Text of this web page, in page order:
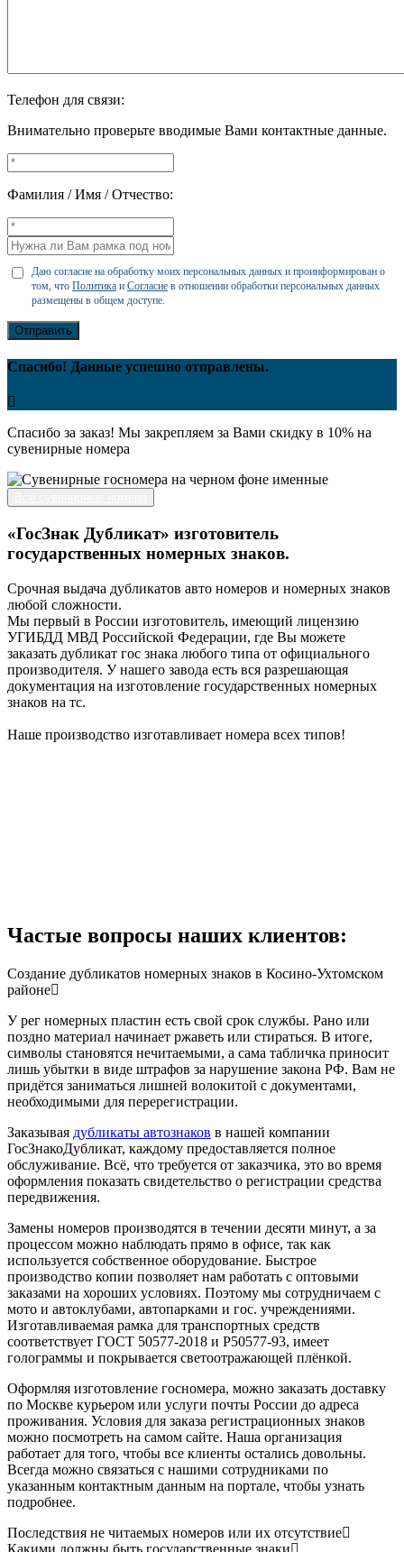
Телефон для связи:
Внимательно проверьте вводимые Вами контактные данные.
Фамилия / Имя / Отчество:
Даю согласие на обработку моих персональных данных и проинформирован о
том, что Политика и Согласие в отношении обработки персональных данных
размещены в общем доступе.
Отправить
Спасибо! Данные успешно отправлены.
Спасибо за заказ! Мы закрепляем за Вами скидку в 10% на
сувенирные номера
«ГосЗнак Дубликат» изготовитель
государственных номерных знаков.
Срочная выдача дубликатов авто номеров и номерных знаков
любой сложности.
Мы первый в России изготовитель, имеющий лицензию
УГИБДД МВД Российской Федерации, где Вы можете
заказать дубликат гос знака любого типа от официального
производителя. У нашего завода есть вся разрешающая
документация на изготовление государственных номерных
знаков на тс.
Наше производство изготавливает номера всех типов!
Частые вопросы наших клиентов:
Создание дубликатов номерных знаков в Косино-Ухтомском
районе
У рег номерных пластин есть свой срок службы. Рано или
поздно материал начинает ржаветь или стираться. В итоге,
символы становятся нечитаемыми, а сама табличка приносит
лишь убытки в виде штрафов за нарушение закона РФ. Вам не
придётся заниматься лишней волокитой с документами,
необходимыми для перерегистрации.
Заказывая дубликаты автознаков в нашей компании
ГосЗнакоДубликат, каждому предоставляется полное
обслуживание. Всё, что требуется от заказчика, это во время
оформления показать свидетельство о регистрации средства
передвижения.
Замены номеров производятся в течении десяти минут, а за
процессом можно наблюдать прямо в офисе, так как
используется собственное оборудование. Быстрое
производство копии позволяет нам работать с оптовыми
заказами на хороших условиях. Поэтому мы сотрудничаем с
мото и автоклубами, автопарками и гос. учреждениями.
Изготавливаемая рамка для транспортных средств
соответствует ГОСТ 50577-2018 и Р50577-93, имеет
голограммы и покрывается светоотражающей плёнкой.
Оформляя изготовление госномера, можно заказать доставку
по Москве курьером или услуги почты России до адреса
проживания. Условия для заказа регистрационных знаков
можно посмотреть на самом сайте. Наша организация
работает для того, чтобы все клиенты остались довольны.
Всегда можно связаться с нашими сотрудниками по
указанным контактным данным на портале, чтобы узнать
подробнее.
Последствия не читаемых номеров или их отсутствие
Какими должны быть государственные знаки